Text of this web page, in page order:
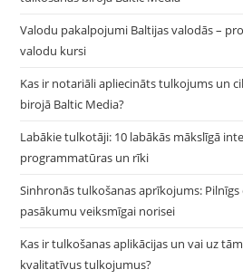
Valodu pakalpojumi Baltijas valodās –
valodu kursi
Kas ir notariāli apliecināts tulkojums un
birojā Baltic Media?
Labākie tulkotāji: 10 labākās mākslīgā
programmatūras un rīki
Sinhronās tulkošanas aprīkojums:
pasākumu veiksmīgai norisei
Kas ir tulkošanas aplikācijas un vai uz
kvalitatīvus tulkojumus?